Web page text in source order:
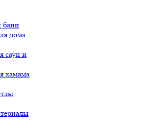
бани
дома
саун и
хамама